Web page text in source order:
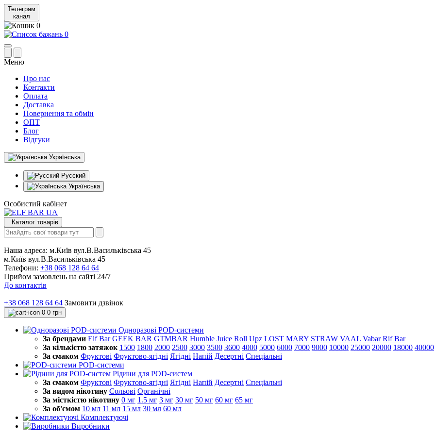
Телеграм
канал
0
0
Меню
Про нас
Контакти
Оплата
Доставка
Повернення та обмін
ОПТ
Блог
Відгуки
Українська
Русский
Українська
Особистий кабінет
Каталог товарів
Наша адреса: м.Київ вул.В.Васильківська 45
м.Київ вул.В.Васильківська 45
Телефони: +38 068 128 64 64
Прийом замовлень на сайті 24/7
До контактів
+38 068 128 64 64 Замовити дзвінок
0 0 грн
Одноразові POD-системи
За брендами Elf Bar GEEK BAR GTMBAR Humble Juice Roll Upz LOST MARY STRAW VAAL Vabar Rif Bar
За кількістю затяжок 1500 1800 2000 2500 3000 3500 3600 4000 5000 6000 7000 9000 10000 25000 20000 18000 40000
За смаком Фруктові Фруктово-ягідні Ягідні Напій Десертні Спеціальні
POD-системи
Рідини для POD-систем
За смаком Фруктові Фруктово-ягідні Ягідні Напій Десертні Спеціальні
За видом нікотину Сольові Органічні
За місткістю нікотину 0 мг 1.5 мг 3 мг 30 мг 50 мг 60 мг 65 мг
За об'ємом 10 мл 11 мл 15 мл 30 мл 60 мл
Комплектуючі
Виробники